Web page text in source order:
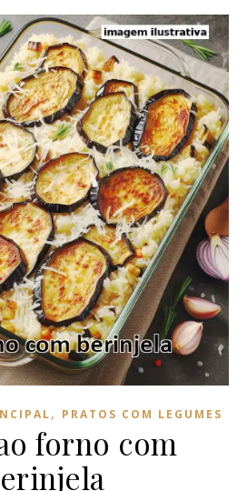
, PRATOS COM LEGUMES
forno com